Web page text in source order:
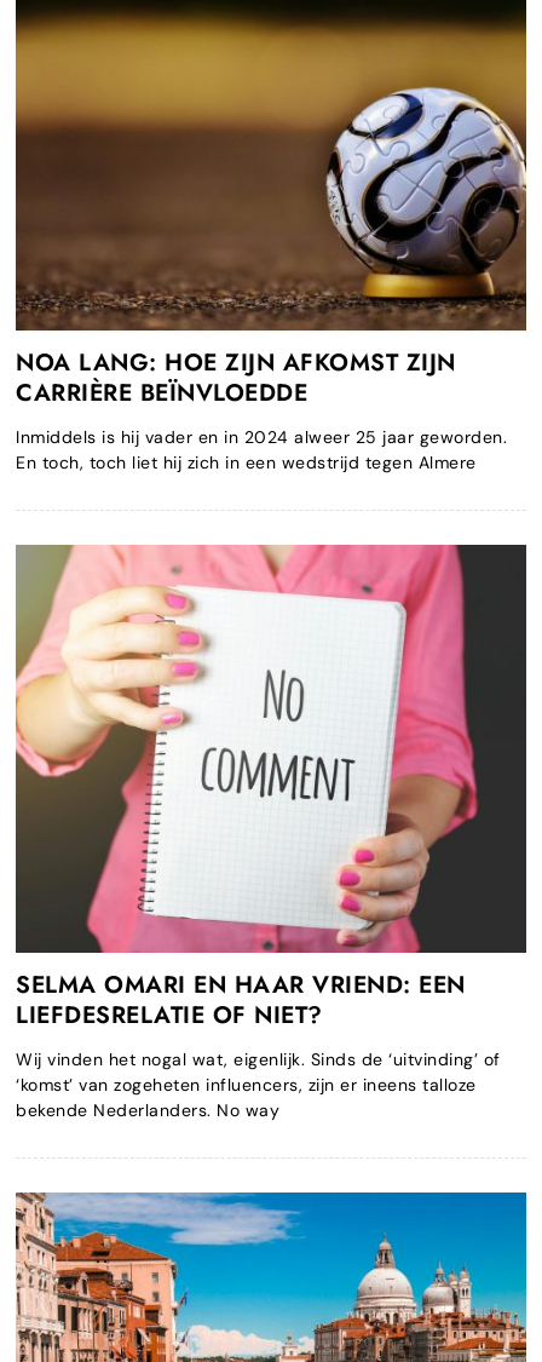
NOA LANG: HOE ZIJN AFKOMST ZIJN
CARRIÈRE BEÏNVLOEDDE
Inmiddels is hij vader en in 2024 alweer 25 jaar geworden.
En toch, toch liet hij zich in een wedstrijd tegen Almere
SELMA OMARI EN HAAR VRIEND: EEN
LIEFDESRELATIE OF NIET?
Wij vinden het nogal wat, eigenlijk. Sinds de ‘uitvinding’ of
‘komst’ van zogeheten influencers, zijn er ineens talloze
bekende Nederlanders. No way